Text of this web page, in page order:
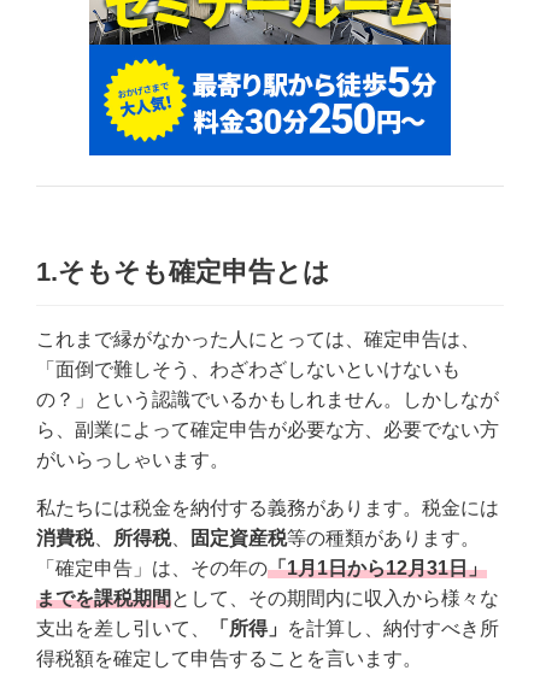
1.そもそも確定申告とは
これまで縁がなかった人にとっては、確定申告は、
「面倒で難しそう、わざわざしないといけないも
の？」という認識でいるかもしれません。しかしなが
ら、副業によって確定申告が必要な方、必要でない方
がいらっしゃいます。
私たちには税金を納付する義務があります。税金には
消費税、 所得税、 固定資産税等の種類があります。
「確定申告」は、その年の「1月1日から12月31日」
までを課税期間として、その期間内に収入から様々な
支出を差し引いて、
「所得」
を計算し、納付すべき所
得税額を確定して申告することを言います。